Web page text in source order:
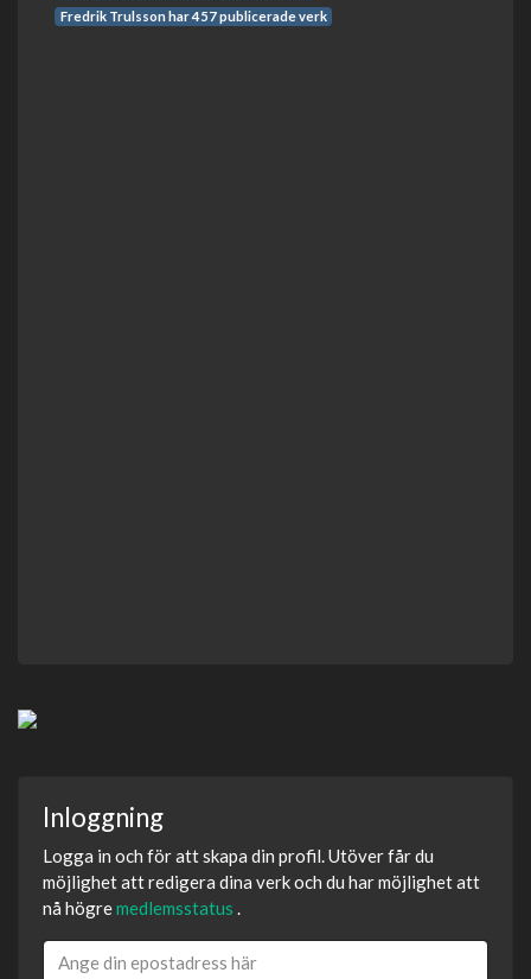
Fredrik Trulsson har 457 publicerade verk
Inloggning
Logga in och för att skapa din profil. Utöver får du
möjlighet att redigera dina verk och du har möjlighet att
nå högremedlemsstatus .